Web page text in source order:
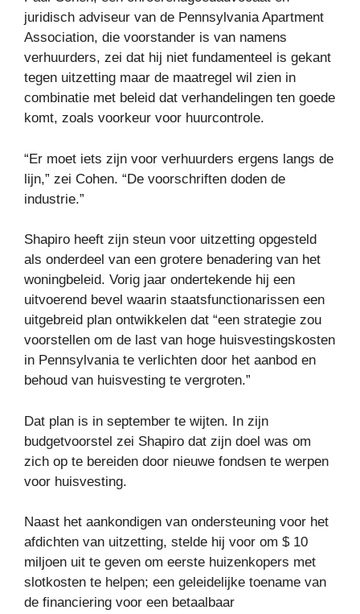
juridisch adviseur van de Pennsylvania Apartment
Association, die voorstander is van namens
verhuurders, zei dat hij niet fundamenteel is gekant
tegen uitzetting maar de maatregel wil zien in
combinatie met beleid dat verhandelingen ten goede
komt, zoals voorkeur voor huurcontrole.
“Er moet iets zijn voor verhuurders ergens langs de
lijn,” zei Cohen. “De voorschriften doden de
industrie.”
Shapiro heeft zijn steun voor uitzetting opgesteld
als onderdeel van een grotere benadering van het
woningbeleid. Vorig jaar ondertekende hij een
uitvoerend bevel waarin staatsfunctionarissen een
uitgebreid plan ontwikkelen dat “een strategie zou
voorstellen om de last van hoge huisvestingskosten
in Pennsylvania te verlichten door het aanbod en
behoud van huisvesting te vergroten.”
Dat plan is in september te wijten. In zijn
budgetvoorstel zei Shapiro dat zijn doel was om
zich op te bereiden door nieuwe fondsen te werpen
voor huisvesting.
Naast het aankondigen van ondersteuning voor het
afdichten van uitzetting, stelde hij voor om $ 10
miljoen uit te geven om eerste huizenkopers met
slotkosten te helpen; een geleidelijke toename van
de financiering voor een betaalbaar